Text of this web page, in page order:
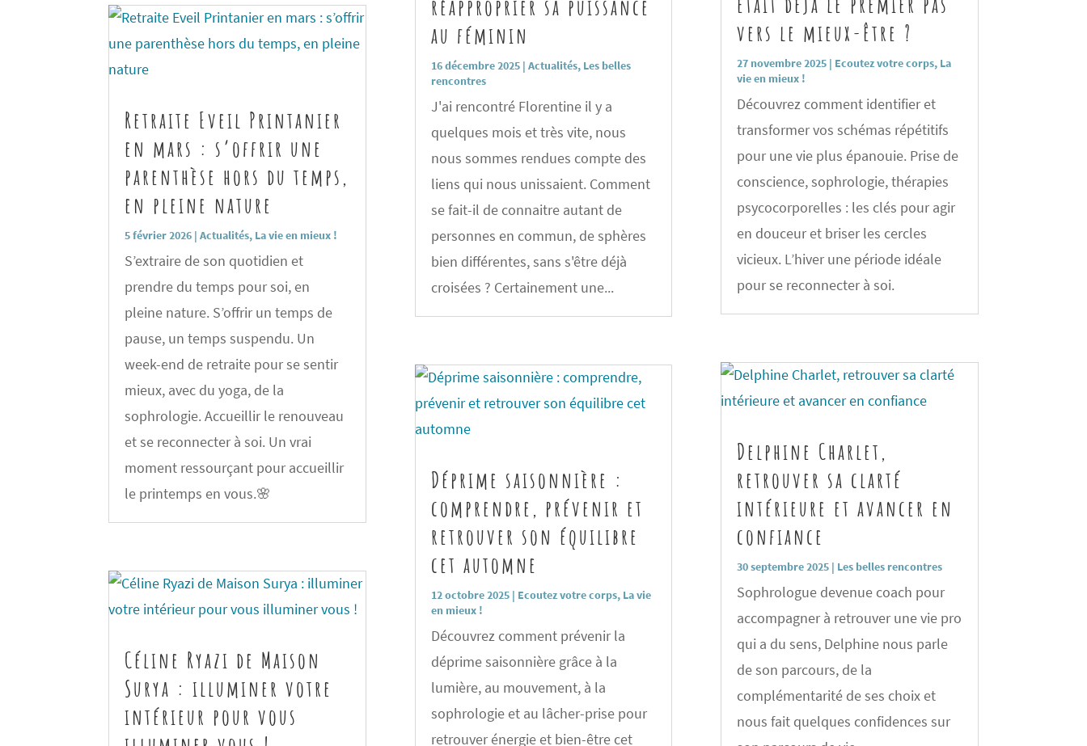
Retraite Eveil Printanier
en mars : s’offrir une
parenthèse hors du temps,
en pleine nature
5 février 2026 |Actualités, La vie en mieux !
S’extraire de son quotidien et
prendre du temps pour soi, en
pleine nature. S’offrir un temps de
pause, un temps suspendu. Un
week-end de retraite pour se sentir
mieux, avec du yoga, de la
sophrologie. Accueillir le renouveau
et se reconnecter à soi. Un vrai
moment ressourçant pour accueillir
le printemps en vous.🌸
Céline Ryazi de Maison
Surya : illuminer votre
intérieur pour vous
réapproprier sa puissance
au féminin
16 décembre 2025| Actualités, Les belles
rencontres
J'ai rencontré Florentine il y a
quelques mois et très vite, nous
nous sommes rendues compte des
liens qui nous unissaient. Comment
se fait-il de connaitre autant de
personnes en commun, de sphères
bien différentes, sans s'être déjà
croisées ? Certainement une...
Déprime saisonnière :
comprendre, prévenir et
retrouver son équilibre
cet automne
12 octobre 2025| Ecoutez votre corps, La vie
en mieux !
Découvrez comment prévenir la
déprime saisonnière grâce à la
lumière, au mouvement, à la
sophrologie et au lâcher-prise pour
retrouver énergie et bien-être cet
vers le mieux-être ?
27 novembre 2025| Ecoutez votre corps, La
vie en mieux !
Découvrez comment identifier et
transformer vos schémas répétitifs
pour une vie plus épanouie. Prise de
conscience, sophrologie, thérapies
psycocorporelles : les clés pour agir
en douceur et briser les cercles
vicieux. L’hiver une période idéale
pour se reconnecter à soi.
Delphine Charlet,
retrouver sa clarté
intérieure et avancer en
confiance
30 septembre 2025| Les belles rencontres
Sophrologue devenue coach pour
accompagner à retrouver une vie pro
qui a du sens, Delphine nous parle
de son parcours, de la
complémentarité de ses choix et
nous fait quelques confidences sur